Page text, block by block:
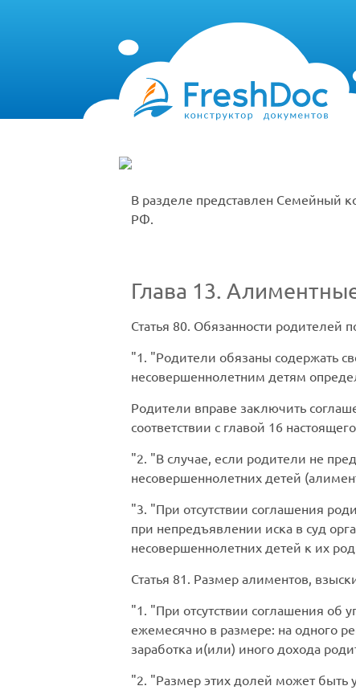
В разделе представлен Семейный
РФ.
Глава 13.
Статья 80. Обязанности родителей
1.
Родители обязаны содержать
несовершеннолетним детям
Родители вправе заключить
соответствии с главой 16
2.
В случае, если родители не
несовершеннолетних детей
3.
При отсутствии соглашения
при непредъявлении иска в суд
несовершеннолетних детей к их
Статья 81. Размер алиментов,
1.
При отсутствии соглашения об
ежемесячно в размере: на одного
заработка и(или) иного дохода
2.
Размер этих долей может быть